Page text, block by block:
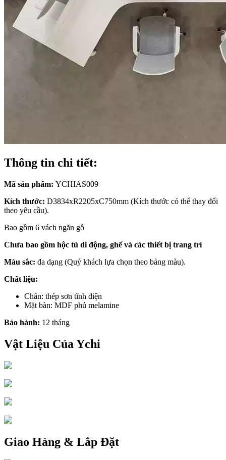
Thông tin chi tiết:
Mã sản phẩm: YCHIAS009
Kích thước: D3834xR2205xC750mm (Kích thước có thể thay đổi
theo yêu cầu).
Bao gồm 6 vách ngăn gỗ
Chưa bao gồm hộc tủ di động, ghế và các thiết bị trang trí
Màu sắc: đa dạng (Quý khách lựa chọn theo bảng màu).
Chất liệu:
Chân: thép sơn tĩnh điện
Mặt bàn: MDF phủ melamine
Bảo hành: 12 tháng
Vật Liệu Của Ychi
Giao Hàng & Lắp Đặt